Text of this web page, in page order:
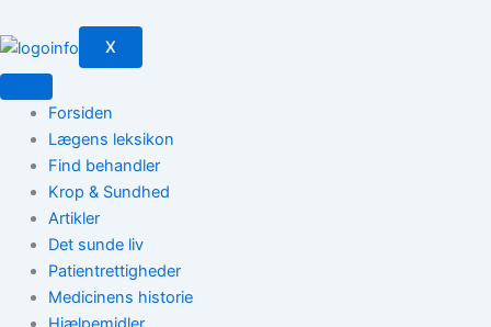
X
Forsiden
Lægens leksikon
Find behandler
Krop & Sundhed
Artikler
Det sunde liv
Patientrettigheder
Medicinens historie